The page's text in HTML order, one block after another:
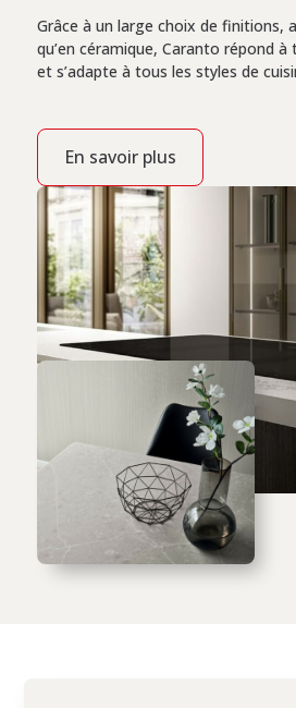
Grâce à un large choix de finitions,
qu’en céramique, Caranto répond
et s’adapte à tous les styles de
En savoir plus